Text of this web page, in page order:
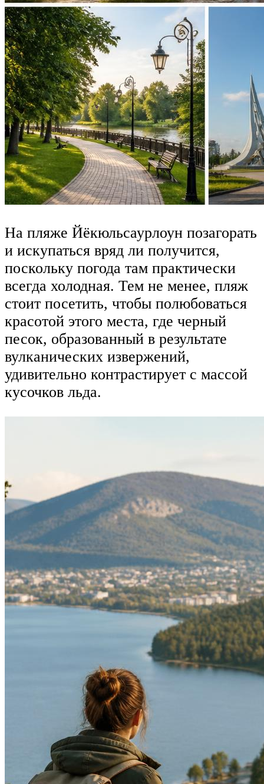
На пляже Йёкюльсаурлоун позагорать
и искупаться вряд ли получится,
поскольку погода там практически
всегда холодная. Тем не менее, пляж
стоит посетить, чтобы полюбоваться
красотой этого места, где черный
песок, образованный в результате
вулканических извержений,
удивительно контрастирует с массой
кусочков льда.